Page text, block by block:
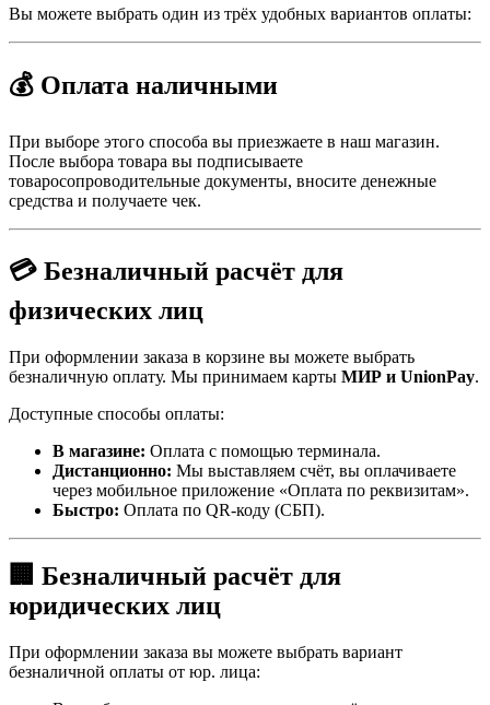
Вы можете выбрать один из трёх удобных вариантов оплаты:
💰 Оплата наличными
При выборе этого способа вы приезжаете в наш магазин.
После выбора товара вы подписываете
товаросопроводительные документы, вносите денежные
средства и получаете чек.
💳 Безналичный расчёт для
физических лиц
При оформлении заказа в корзине вы можете выбрать
безналичную оплату. Мы принимаем карты МИР и UnionPay.
Доступные способы оплаты:
В магазине: Оплата с помощью терминала.
Дистанционно: Мы выставляем счёт, вы оплачиваете
через мобильное приложение «Оплата по реквизитам».
Быстро: Оплата по QR-коду (СБП).
🏢 Безналичный расчёт для
юридических лиц
При оформлении заказа вы можете выбрать вариант
безналичной оплаты от юр. лица: